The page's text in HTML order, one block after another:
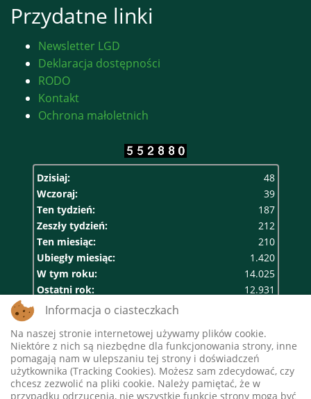
Przydatne linki
Newsletter LGD
Deklaracja dostępności
RODO
Kontakt
Ochrona małoletnich
Dzisiaj:
48
Wczoraj:
39
Ten tydzień:
187
Zeszły tydzień:
212
Ten miesiąc:
210
Ubiegły miesiąc:
1.420
W tym roku:
14.025
Ostatni rok:
12.931
Razem:
Informacja o ciasteczkach
Na naszej stronie internetowej używamy plików cookie.
Niektóre z nich są niezbędne dla funkcjonowania strony, inne
pomagają nam w ulepszaniu tej strony i doświadczeń
użytkownika (Tracking Cookies). Możesz sam zdecydować, czy
chcesz zezwolić na pliki cookie. Należy pamiętać, że w
przypadku odrzucenia, nie wszystkie funkcje strony mogą być